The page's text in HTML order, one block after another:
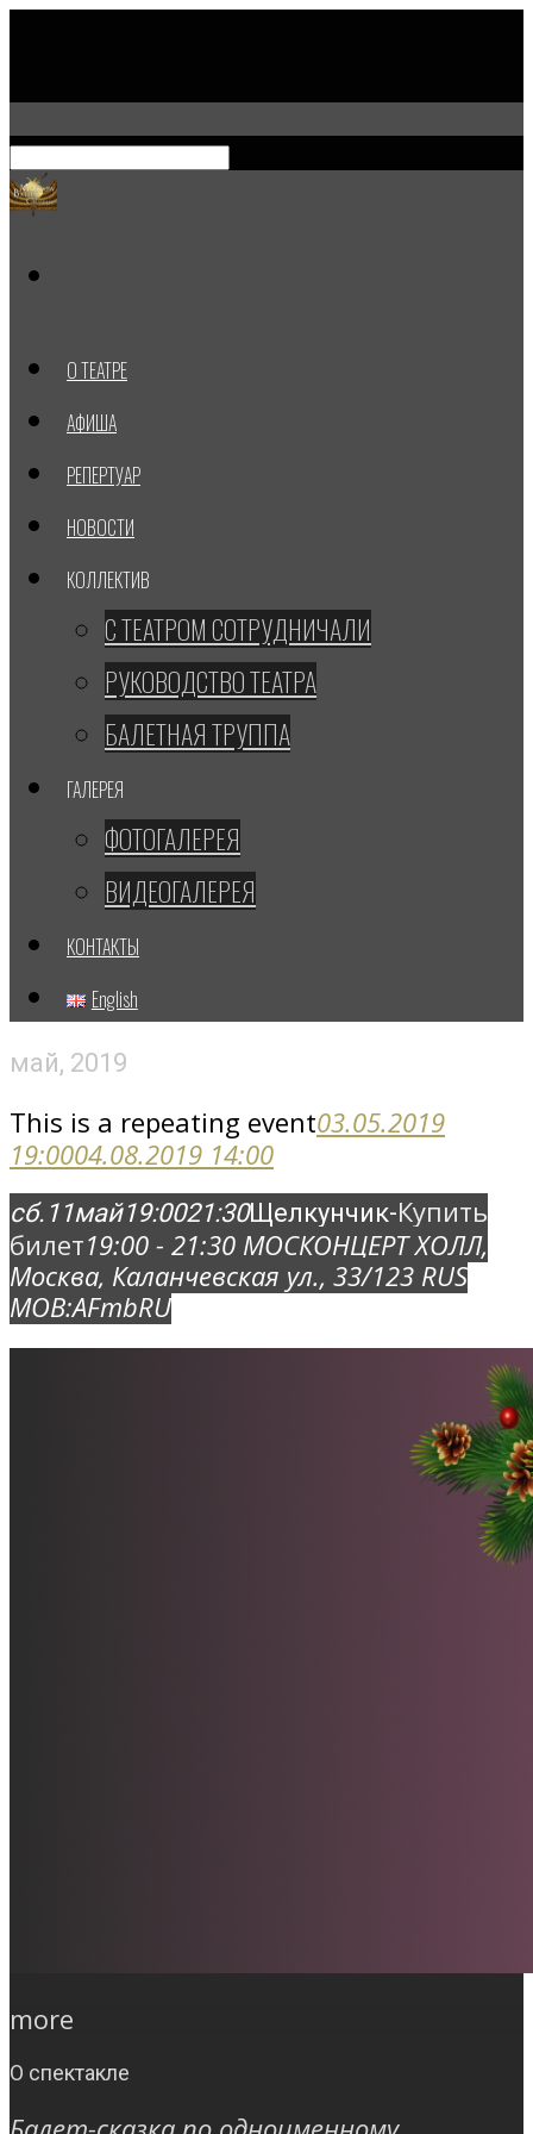
О ТЕАТРЕ
АФИША
РЕПЕРТУАР
НОВОСТИ
КОЛЛЕКТИВ
С ТЕАТРОМ СОТРУДНИЧАЛИ
РУКОВОДСТВО ТЕАТРА
БАЛЕТНАЯ ТРУППА
ГАЛЕРЕЯ
ФОТОГАЛЕРЕЯ
ВИДЕОГАЛЕРЕЯ
КОНТАКТЫ
English
май, 2019
This is a repeating event03.05.2019
19:0004.08.2019 14:00
сб. 11май19:0021:30Щелкунчик-Купить
билет19:00 - 21:30 МОСКОНЦЕРТ ХОЛЛ,
Москва, Каланчевская ул., 33/123 RUS
MOB:AFmbRU
more
О спектакле